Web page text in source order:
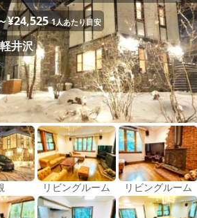
¥24,525 1人あたり目安
井沢
リビングルーム リビングルーム